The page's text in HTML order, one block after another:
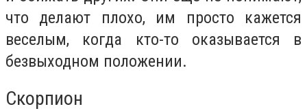
что делают плохо, им просто кажется
веселым, когда кто-то оказывается в
безвыходном положении.
Скорпион